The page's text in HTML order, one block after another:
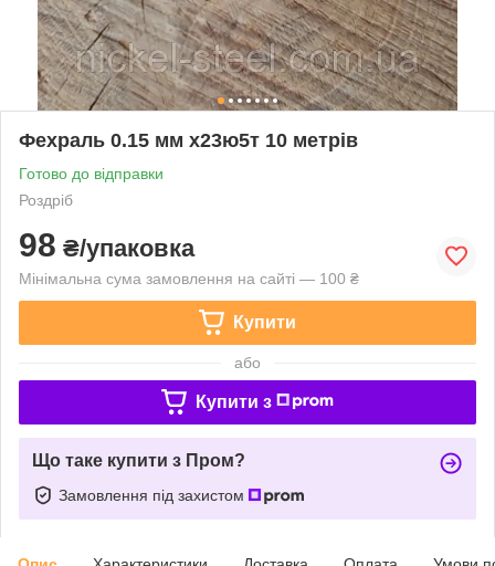
Фехраль 0.15 мм х23ю5т 10 метрів
Готово до відправки
Роздріб
98 ₴/упаковка
Мінімальна сума замовлення на сайті — 100 ₴
Купити
або
Купити з
Що таке купити з Пром?
Замовлення під захистом